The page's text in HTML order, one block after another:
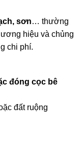
sơn… thường
hiệu và chủng
chi phí.
đóng cọc bê
đất ruộng